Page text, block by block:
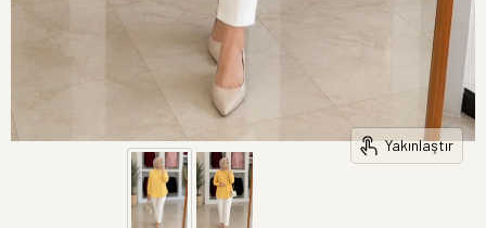
Yakınlaştır